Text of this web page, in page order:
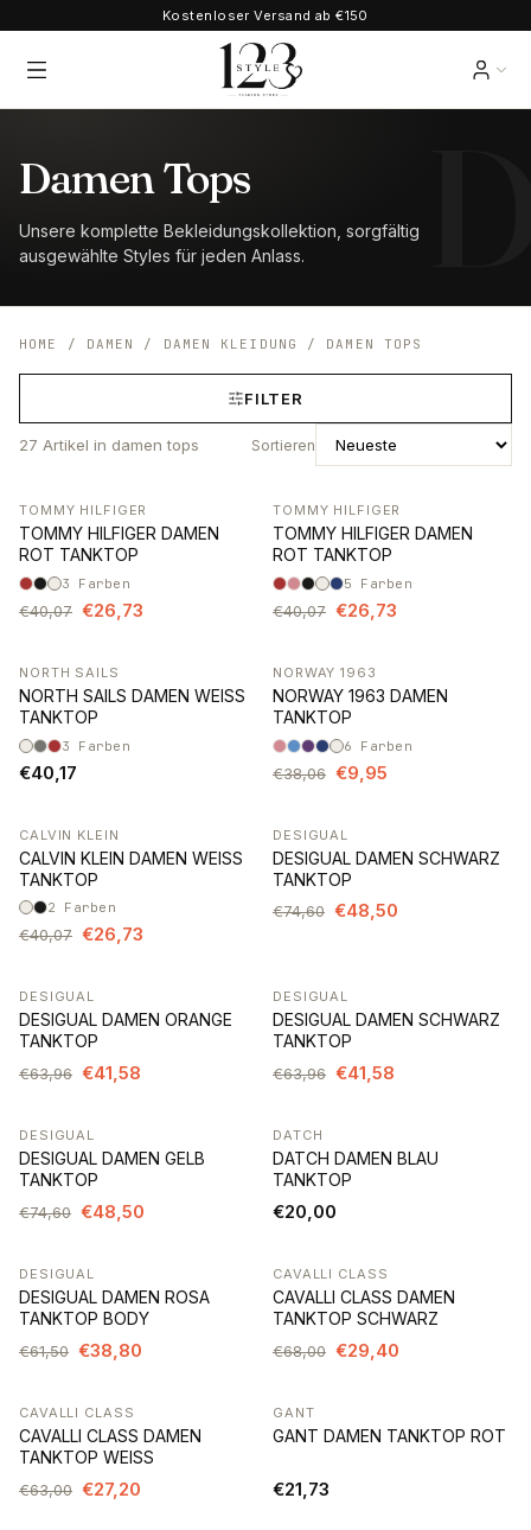
Kostenloser Versand ab €150
Damen Tops
Unsere komplette Bekleidungskollektion, sorgfältig
ausgewählte Styles für jeden Anlass.
HOME / DAMEN / DAMEN KLEIDUNG / DAMEN TOPS
FILTER
27 Artikel in damen tops Sortieren
-33%
TOMMY HILFIGER
TOMMY HILFIGER DAMEN
ROT TANKTOP
3 Farben
€40,07 €26,73
-33%
TOMMY HILFIGER
TOMMY HILFIGER DAMEN
ROT TANKTOP
5 Farben
€40,07 €26,73
NORTH SAILS
NORTH SAILS DAMEN WEISS
TANKTOP
3 Farben
€40,17
-74%
NORWAY 1963
NORWAY 1963 DAMEN
TANKTOP
6 Farben
€38,06 €9,95
-33%
CALVIN KLEIN
CALVIN KLEIN DAMEN WEISS
TANKTOP
2 Farben
€40,07 €26,73
-35%
DESIGUAL
DESIGUAL DAMEN SCHWARZ
TANKTOP
€74,60 €48,50
-35%
DESIGUAL
DESIGUAL DAMEN ORANGE
TANKTOP
€63,96 €41,58
-35%
DESIGUAL
DESIGUAL DAMEN SCHWARZ
TANKTOP
€63,96 €41,58
-35%
DESIGUAL
DESIGUAL DAMEN GELB
TANKTOP
€74,60 €48,50
DATCH
DATCH DAMEN BLAU
TANKTOP
€20,00
-37%
DESIGUAL
DESIGUAL DAMEN ROSA
TANKTOP BODY
€61,50 €38,80
-57%
CAVALLI CLASS
CAVALLI CLASS DAMEN
TANKTOP SCHWARZ
€68,00 €29,40
-57%
CAVALLI CLASS
CAVALLI CLASS DAMEN
TANKTOP WEISS
€63,00 €27,20
GANT
GANT DAMEN TANKTOP ROT
€21,73